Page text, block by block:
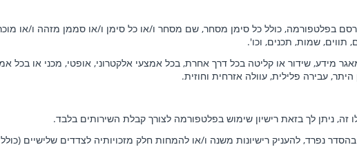
בפלטפורמה, כולל כל סימן מסחר, שם מסחר ו/או כל סימן ו/או סממן מזהה ו/או
תווים, שמות, תכנים, וכו'.
מידע, שידור או קליטה בכל דרך אחרת, בכל אמצעי אלקטרוני, אופטי, מכני או בכל
עבירה פלילית, עוולה אזרחית וחוזית.
זה, ניתן לך בזאת רישיון שימוש בפלטפורמה לצורך קבלת השירותים בלבד.
נפרד, להעניק רישיונות משנה ו/או להמחות חלק מזכויותיה לצדדים שלישיים